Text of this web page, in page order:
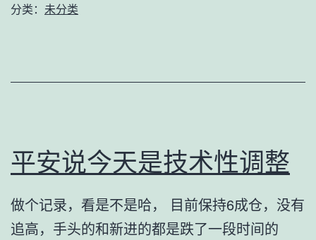
分类： 未分类
平安说今天是技术性调整
做个记录，看是不是哈， 目前保持6成仓，没有
追高，手头的和新进的都是跌了一段时间的